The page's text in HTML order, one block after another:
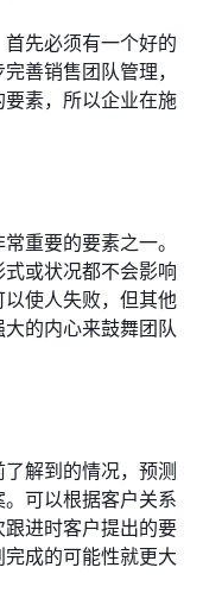
先必须有一个好的
善销售团队管理，
素，所以企业在施
重要的要素之一。
或状况都不会影响
使人失败，但其他
的内心来鼓舞团队
解到的情况，预测
可以根据客户关系
进时客户提出的要
成的可能性就更大